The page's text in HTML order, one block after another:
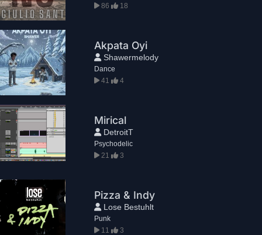
86
18
Akpata Oyi
Shawermelody
Dance
41
4
Mirical
DetroitT
Psychodelic
21
3
Pizza & Indy
Lose Bestuhlt
Punk
11
3